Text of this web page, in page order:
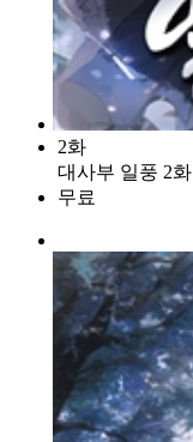
2화
대사부 일풍 2화
무료